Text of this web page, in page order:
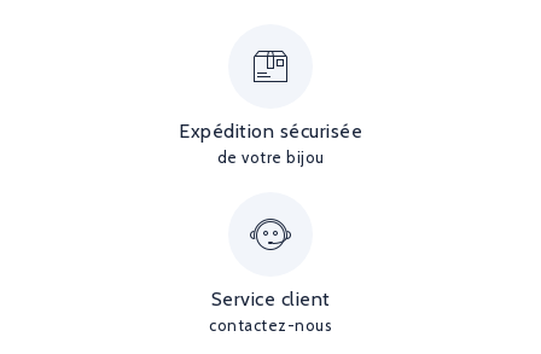
Expédition sécurisée
de votre bijou
Service client
contactez-nous